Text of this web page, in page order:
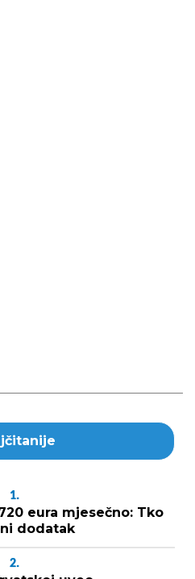
1.
eura mjesečno: Tko
dodatak
2.